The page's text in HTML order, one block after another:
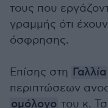
τους που
γραμμής ότι
όσφρησης.
Επίσης στη Γαλλία
περιπτώσεων
ομόλογο του κ.